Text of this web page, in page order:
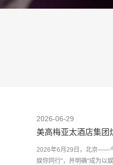
2026-06-29
美高梅亚太酒店集团
2026年6月29日，北京——
娱你同行"，并明确"成为以